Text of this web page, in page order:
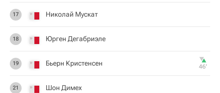
17 Николай Мускат
18 Юрген Дегабриэле
19 Бьерн Кристенсен 46‎’‎
21 Шон Димех